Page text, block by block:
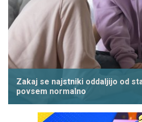
Zakaj se najstniki oddaljijo od
povsem normalno